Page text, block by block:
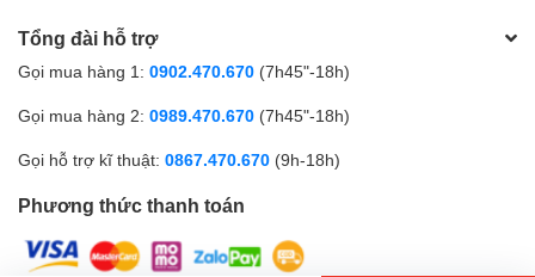
Tổng đài hỗ trợ
Gọi mua hàng 1: 0902.470.670 (7h45"-18h)
Gọi mua hàng 2: 0989.470.670 (7h45"-18h)
Gọi hỗ trợ kĩ thuật: 0867.470.670 (9h-18h)
Phương thức thanh toán